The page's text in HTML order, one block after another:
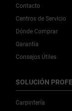
Contacto
Centros de Servicio
Dónde Comprar
Garantía
Consejos Útiles
SOLUCIÓN
Carpintería